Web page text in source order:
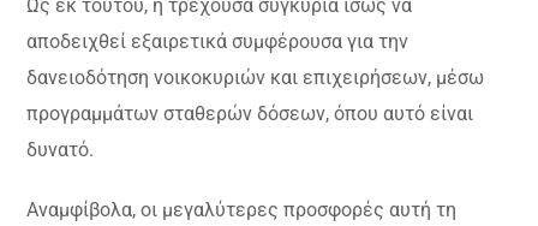
Ως εκ τούτου, η τρέχουσα συγκυρία ίσως να
αποδειχθεί εξαιρετικά συμφέρουσα για την
δανειοδότηση νοικοκυριών και επιχειρήσεων, μέσω
προγραμμάτων σταθερών δόσεων, όπου αυτό είναι
δυνατό.
Αναμφίβολα, οι μεγαλύτερες προσφορές αυτή τη